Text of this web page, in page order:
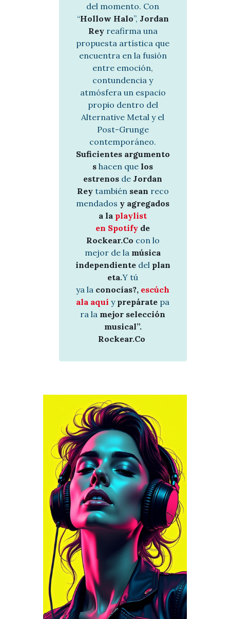
del momento. Con
“Hollow Halo”, Jordan
Rey reafirma una
propuesta artística que
encuentra en la fusión
entre emoción,
contundencia y
atmósfera un espacio
propio dentro del
Alternative Metal y el
Post-Grunge
contemporáneo.
Suficientes argumento
shacen quelos
estrenos de Jordan
Rey también sean reco
mendados y agregados
a la playlist
en Spotify de
Rockear.Co con lo
mejor de la música
independientedel plan
eta.Y tú
ya la conocías?, escúch
ala aquí yprepárate pa
ra la mejor selección
musical”.
Rockear.Co